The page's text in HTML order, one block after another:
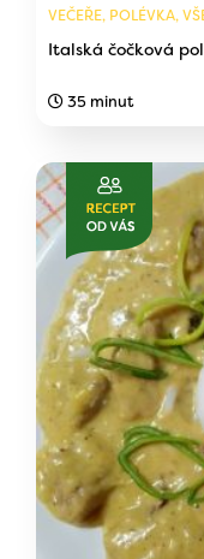
VEČEŘE, POLÉVKA,
Italská čočková
35 minut